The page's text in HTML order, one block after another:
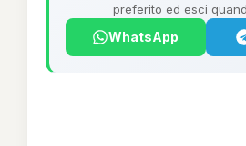
preferito ed esci
WhatsApp